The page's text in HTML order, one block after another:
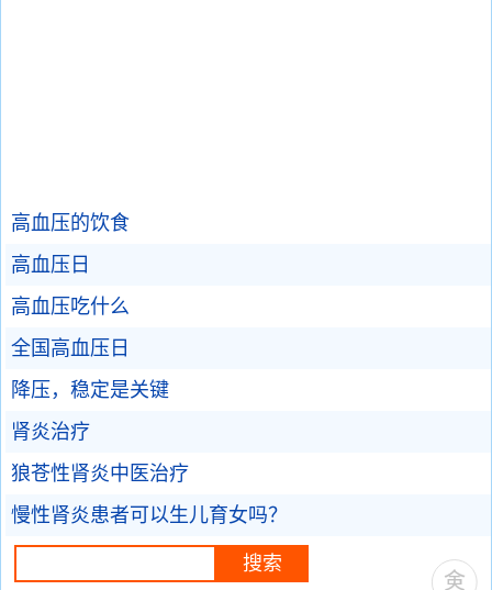
高血压的饮食
高血压日
高血压吃什么
全国高血压日
降压，稳定是关键
肾炎治疗
狼苍性肾炎中医治疗
慢性肾炎患者可以生儿育女吗？